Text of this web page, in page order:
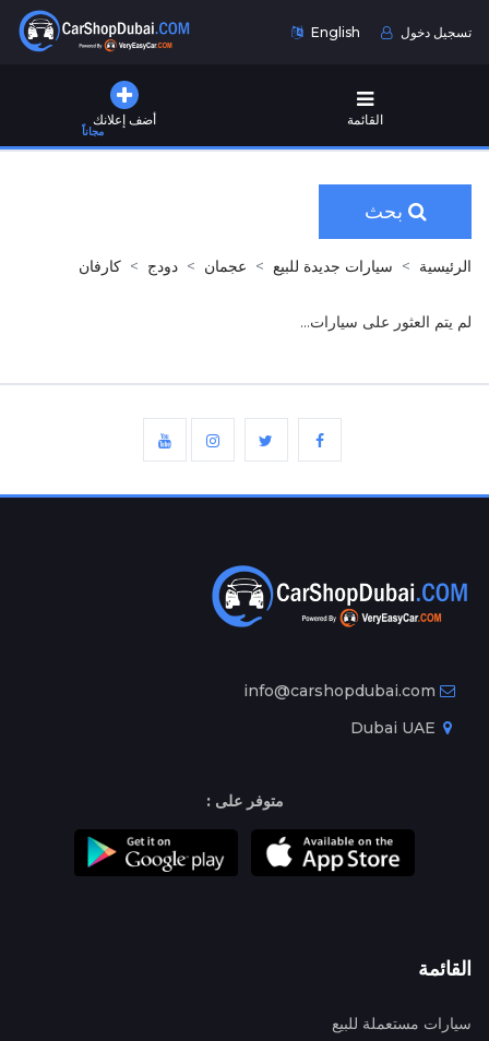
English تسجيل دخول
أضف إعلانك
مجاناً
القائمة
بحث
الرئيسية سيارات جديدة للبيع عجمان دودج كارفان
لم يتم العثور على سيارات...
info@carshopdubai.com
متوفر على :
القائمة
سيارات مستعملة للبيع